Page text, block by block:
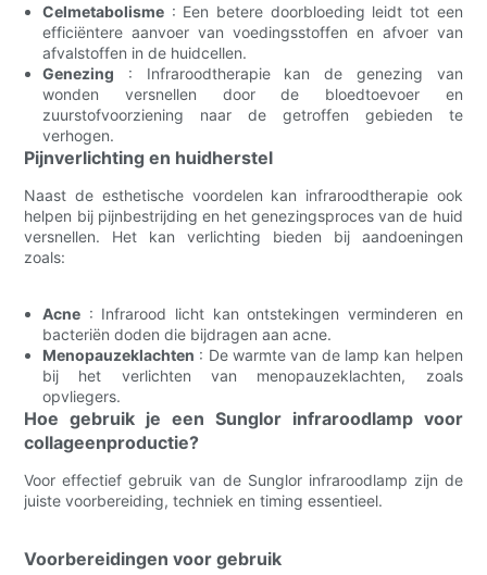
Celmetabolisme : Een betere doorbloeding leidt tot een
efficiëntere aanvoer van voedingsstoffen en afvoer van
afvalstoffen in de huidcellen.
Genezing : Infraroodtherapie kan de genezing van
wonden versnellen door de bloedtoevoer en
zuurstofvoorziening naar de getroffen gebieden te
verhogen.
Pijnverlichting en huidherstel
Naast de esthetische voordelen kan infraroodtherapie ook
helpen bij pijnbestrijding en het genezingsproces van de huid
versnellen. Het kan verlichting bieden bij aandoeningen
zoals:
Acne : Infrarood licht kan ontstekingen verminderen en
bacteriën doden die bijdragen aan acne.
Menopauzeklachten : De warmte van de lamp kan helpen
bij het verlichten van menopauzeklachten, zoals
opvliegers.
Hoe gebruik je een Sunglor infraroodlamp voor
collageenproductie?
Voor effectief gebruik van de Sunglor infraroodlamp zijn de
juiste voorbereiding, techniek en timing essentieel.
Voorbereidingen voor gebruik